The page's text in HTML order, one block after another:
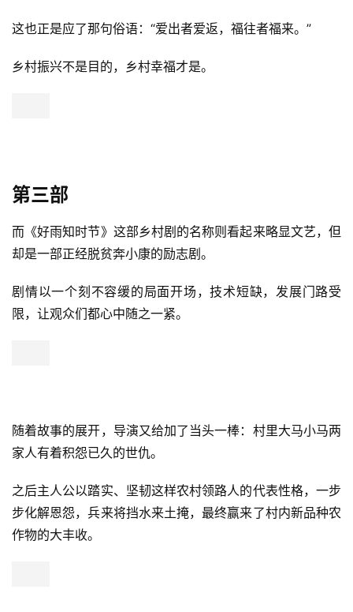
这也正是应了那句俗语：“爱出者爱返，福往者福来。”
乡村振兴不是目的，乡村幸福才是。
第三部
而《好雨知时节》这部乡村剧的名称则看起来略显文艺，但
却是一部正经脱贫奔小康的励志剧。
剧情以一个刻不容缓的局面开场，技术短缺，发展门路受
限，让观众们都心中随之一紧。
随着故事的展开，导演又给加了当头一棒：村里大马小马两
家人有着积怨已久的世仇。
之后主人公以踏实、坚韧这样农村领路人的代表性格，一步
步化解恩怨，兵来将挡水来土掩，最终赢来了村内新品种农
作物的大丰收。